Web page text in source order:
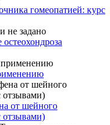
гомеопатией: курс
от шейного
отзывами)